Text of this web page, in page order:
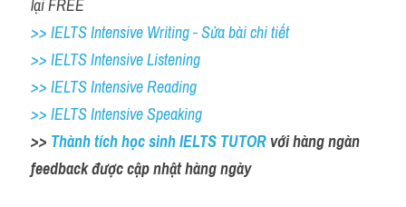
lại FREE
>> IELTS Intensive Writing - Sửa bài chi tiết
>> IELTS Intensive Listening
>> IELTS Intensive Reading
>> IELTS Intensive Speaking
>> Thành tích học sinh IELTS TUTOR với hàng ngàn
feedback được cập nhật hàng ngày